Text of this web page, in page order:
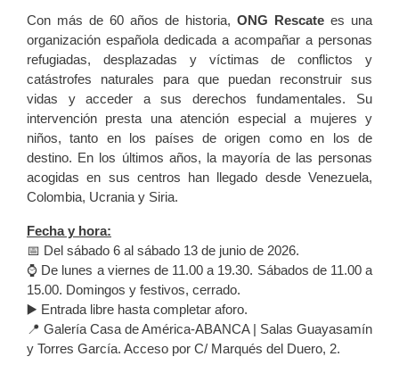
Con más de 60 años de historia, ONG Rescate es una
organización española dedicada a acompañar a personas
refugiadas, desplazadas y víctimas de conflictos y
catástrofes naturales para que puedan reconstruir sus
vidas y acceder a sus derechos fundamentales. Su
intervención presta una atención especial a mujeres y
niños, tanto en los países de origen como en los de
destino. En los últimos años, la mayoría de las personas
acogidas en sus centros han llegado desde Venezuela,
Colombia, Ucrania y Siria.
Fecha y hora:
📅 Del sábado 6 al sábado 13 de junio de 2026.
⌚️ De lunes a viernes de 11.00 a 19.30. Sábados de 11.00 a
15.00. Domingos y festivos, cerrado.
▶️ Entrada libre hasta completar aforo.
📍 Galería Casa de América-ABANCA | Salas Guayasamín
y Torres García. Acceso por C/ Marqués del Duero, 2.